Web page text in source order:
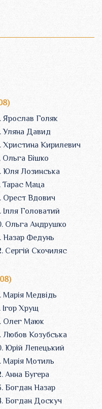
12. Ярослав Голяк
13. Уляна Давид
14. Христина Кирилевич
15. Ольга Бішко
16. Юля Лозинська
17. Тарас Маца
18. Орест Вдович
19. Ілля Головатий
20. Ольга Андрушко
21. Назар Федунь
22. Сергій Скочиляс
16. Марія Медвідь
17. Ігор Хрущ
18. Олег Маюк
19. Любов Козубська
20. Юрій Лепецький
21. Марія Мотиль
22. Анна Бугера
23. Богдан Назар
24. Богдан Доскуч